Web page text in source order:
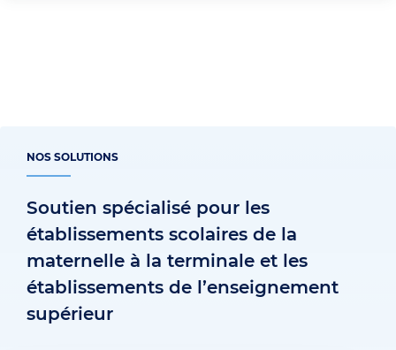
NOS SOLUTIONS
Soutien spécialisé pour les
établissements scolaires de la
maternelle à la terminale et les
établissements de l’enseignement
supérieur